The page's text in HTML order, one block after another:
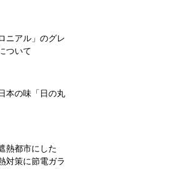
ニアル」のグレ
ついて
本の味「日の丸
熱都市にした
対策に節電ガラ